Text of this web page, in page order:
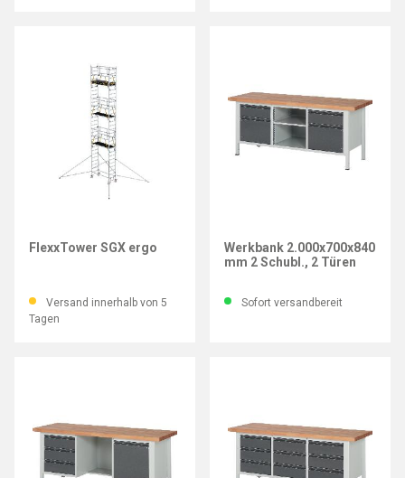
FlexxTower SGX ergo
Versand innerhalb von 5
Tagen
Werkbank 2.000x700x840
mm 2 Schubl., 2 Türen
Sofort versandbereit